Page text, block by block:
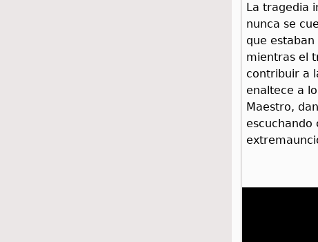
La tragedia
nunca se
que
mientras el
contribuir a
enaltece a
Maestro,
escuchando